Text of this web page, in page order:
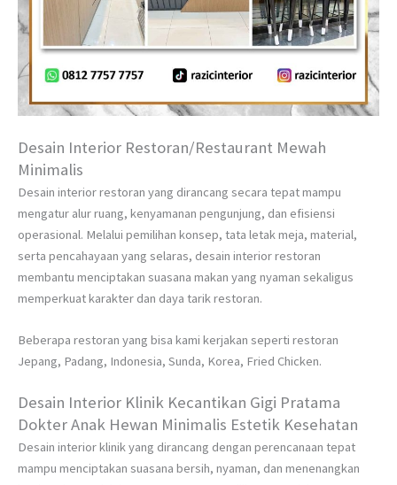
Desain Interior Restoran/Restaurant Mewah
Minimalis
Desain interior restoran yang dirancang secara tepat mampu
mengatur alur ruang, kenyamanan pengunjung, dan efisiensi
operasional. Melalui pemilihan konsep, tata letak meja, material,
serta pencahayaan yang selaras, desain interior restoran
membantu menciptakan suasana makan yang nyaman sekaligus
memperkuat karakter dan daya tarik restoran.
Beberapa restoran yang bisa kami kerjakan seperti restoran
Jepang, Padang, Indonesia, Sunda, Korea, Fried Chicken.
Desain Interior Klinik Kecantikan Gigi Pratama
Dokter Anak Hewan Minimalis Estetik Kesehatan
Desain interior klinik yang dirancang dengan perencanaan tepat
mampu menciptakan suasana bersih, nyaman, dan menenangkan